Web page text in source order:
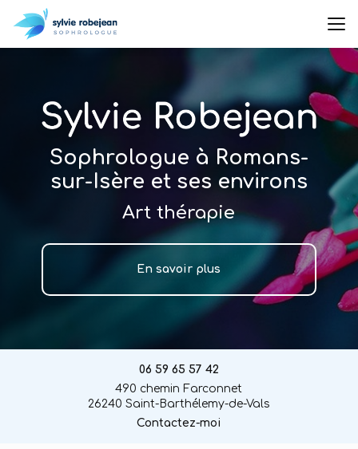
au
contenu
Sophrologue à Romans-
sur-Isère et ses environs
Art thérapie
En savoir plus
06 59 65 57 42
490 chemin Farconnet
26240 Saint-Barthélemy-de-Vals
Contactez-moi